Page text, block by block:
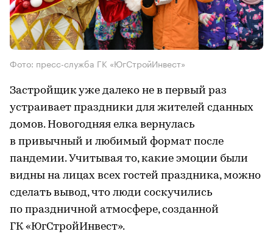
Фото: пресс-служба ГК «ЮгСтройИнвест»
Застройщик уже далеко не в первый раз
устраивает праздники для жителей сданных
домов. Новогодняя елка вернулась
в привычный и любимый формат после
пандемии. Учитывая то, какие эмоции были
видны на лицах всех гостей праздника, можно
сделать вывод, что люди соскучились
по праздничной атмосфере, созданной
ГК «ЮгСтройИнвест».